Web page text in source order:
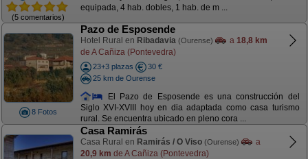
(5 comentarios)
equipada, 4 hab. dobles, 1 hab. de m ...
8 Fotos
Pazo de Esposende
Hotel Rural en Ribadavia (Ourense) a 18,8 km
de A Cañiza (Pontevedra)
23+3 plazas
30 €
25 km de Ourense
El Pazo de Esposende es una construcción del
Siglo XVI-XVIII hoy en dia adaptada como casa turismo
rural. Se encuentra ubicado en pleno cora ...
Casa Ramirás
Casa Rural en Ramirás / O Viso (Ourense)
a
20,9 km de A Cañiza (Pontevedra)